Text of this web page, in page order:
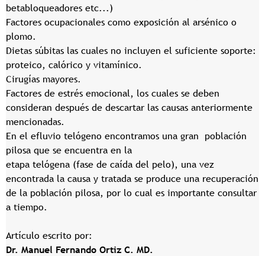
betabloqueadores etc...)
Factores ocupacionales como exposición al arsénico o
plomo.
Dietas súbitas las cuales no incluyen el suficiente soporte:
proteico, calórico y vitamínico.
Cirugías mayores.
Factores de estrés emocional, los cuales se deben
consideran después de descartar las causas anteriormente
mencionadas.
En el efluvio telógeno encontramos una gran población
pilosa que se encuentra en la
etapa telógena (fase de caída del pelo), una vez
encontrada la causa y tratada se produce una recuperación
de la población pilosa, por lo cual es importante consultar
a tiempo.
Artículo escrito por:
Dr. Manuel Fernando Ortiz C. MD.